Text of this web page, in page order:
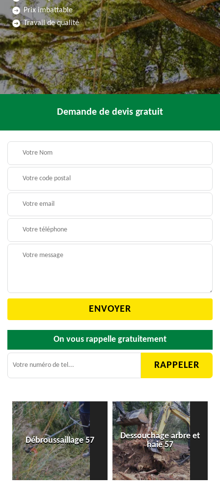
Prix imbattable
Travail de qualité
Demande de devis gratuit
On vous rappelle gratuitement
Débroussaillage 57
Dessouchage arbre et
haie 57